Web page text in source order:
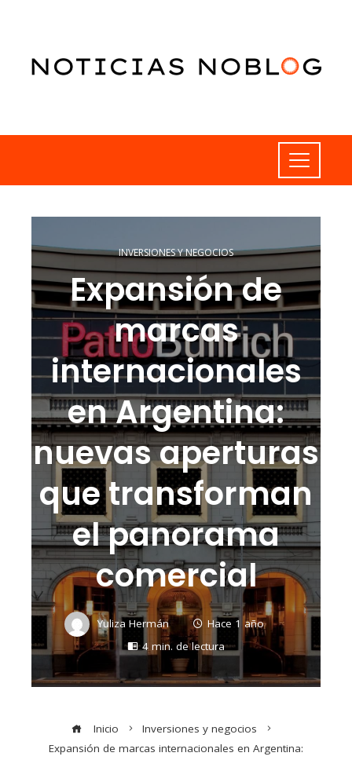
INVERSIONES Y NEGOCIOS
Expansión de
marcas
internacionales
en Argentina:
nuevas aperturas
que transforman
el panorama
comercial
Yuliza Hermán
Hace 1 año
4 min. de lectura
Inicio
Inversiones y negocios
Expansión de marcas internacionales en Argentina: